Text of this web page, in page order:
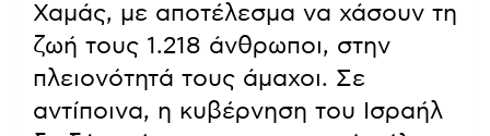
Χαμάς, με αποτέλεσμα να χάσουν τη
ζωή τους 1.218 άνθρωποι, στην
πλειονότητά τους άμαχοι. Σε
αντίποινα, η κυβέρνηση του Ισραήλ